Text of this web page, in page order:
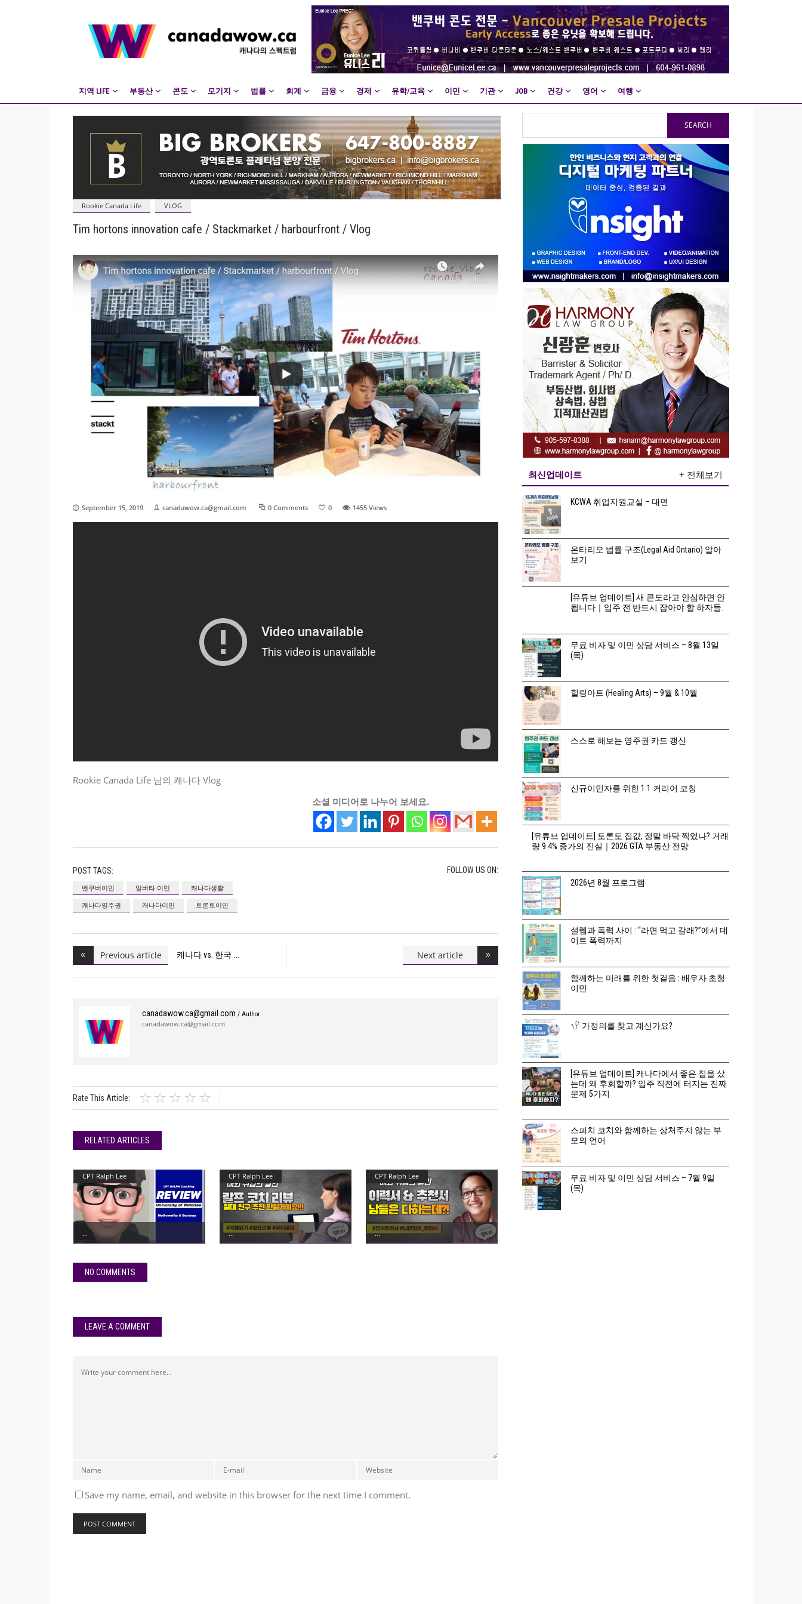
지역 LIFE 부동산 콘도 모기지 법률 회계 금융 경제 유학/교육 이민 기관 JOB 건강 영어 여행
Rookie Canada Life VLOG
Tim hortons innovation cafe / Stackmarket / harbourfront / Vlog
September 15, 2019 canadawow.ca@gmail.com 0 Comments 0 1455 Views
Rookie Canada Life 님의 캐나다 Vlog
소셜 미디어로 나누어 보세요.
POST TAGS:
벤쿠버이민 알버타 이민
캐나다생활
캐나다영주권
캐나다이민 토론토이민
FOLLOW US ON:
Previous article 캐나다 vs. 한국 Next article
canadawow.ca@gmail.com / Author
canadawow.ca@gmail.com
Rate This Article:
RELATED ARTICLES
CPT Ralph Lee CPT Ralph Lee CPT Ralph Lee
NO COMMENTS
LEAVE A COMMENT
Save my name, email, and website in this browser for the next time I comment.
최신업데이트 + 전체보기
KCWA 취업지원교실 – 대면
온타리오 법률 구조(Legal Aid Ontario) 알아
보기
[유튜브 업데이트] 새 콘도라고 안심하면 안
됩니다｜입주 전 반드시 잡아야 할 하자들.
무료 비자 및 이민 상담 서비스 – 8월 13일
(목)
힐링아트 (Healing Arts) – 9월 & 10월
스스로 해보는 영주권 카드 갱신
신규이민자를 위한 1:1 커리어 코칭
[유튜브 업데이트] 토론토 집값, 정말 바닥 찍었나? 거래
량 9.4% 증가의 진실｜2026 GTA 부동산 전망
2026년 8월 프로그램
설렘과 폭력 사이 : “라면 먹고 갈래?”에서 데
이트 폭력까지
함께하는 미래를 위한 첫걸음 : 배우자 초청
이민
가정의를 찾고 계신가요?
[유튜브 업데이트] 캐나다에서 좋은 집을 샀
는데 왜 후회할까? 입주 직전에 터지는 진짜
문제 5가지
스피치 코치와 함께하는 상처주지 않는 부
모의 언어
무료 비자 및 이민 상담 서비스 – 7월 9일
(목)